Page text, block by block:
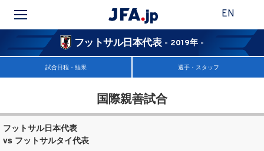
EN
フットサル日本代表 - 2019年 -
試合日程・結果 選手・スタッフ
国際親善試合
フットサル日本代表
vs フットサルタイ代表